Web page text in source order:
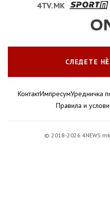
4TV.MK
СЛЕДЕТЕ
КонтактИмпресумУредничка
Правила и
© 2018-2026